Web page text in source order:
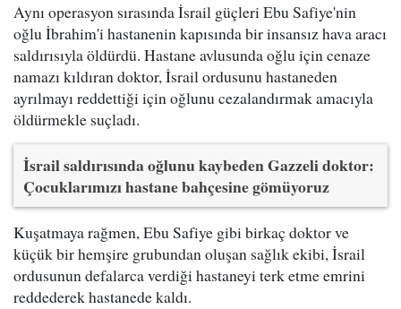
Aynı operasyon sırasında İsrail güçleri Ebu Safiye'nin
oğlu İbrahim'i hastanenin kapısında bir insansız hava aracı
saldırısıyla öldürdü. Hastane avlusunda oğlu için cenaze
namazı kıldıran doktor, İsrail ordusunu hastaneden
ayrılmayı reddettiği için oğlunu cezalandırmak amacıyla
öldürmekle suçladı.
İsrail saldırısında oğlunu kaybeden Gazzeli doktor:
Çocuklarımızı hastane bahçesine gömüyoruz
Kuşatmaya rağmen, Ebu Safiye gibi birkaç doktor ve
küçük bir hemşire grubundan oluşan sağlık ekibi, İsrail
ordusunun defalarca verdiği hastaneyi terk etme emrini
reddederek hastanede kaldı.